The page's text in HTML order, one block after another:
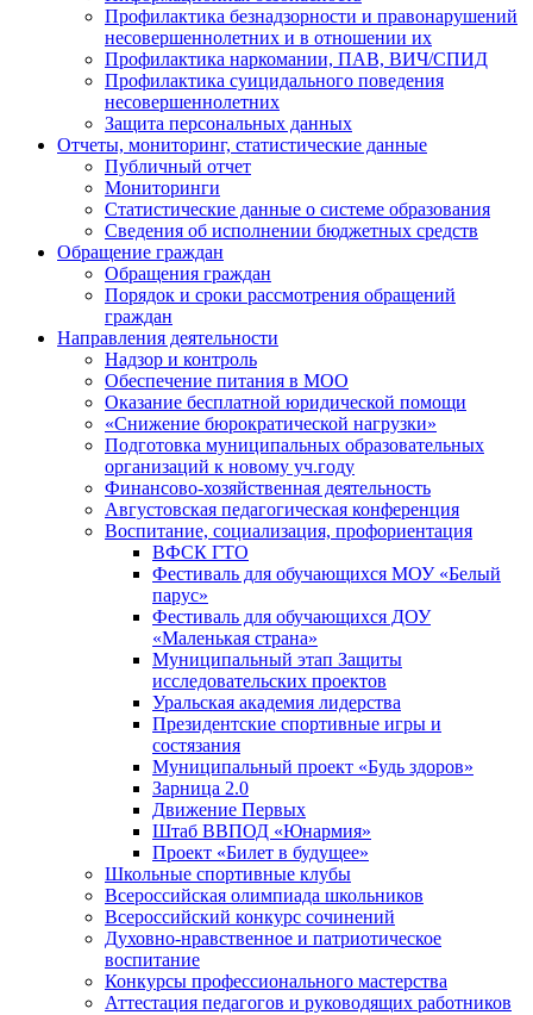
Профилактика безнадзорности и правонарушений
несовершеннолетних и в отношении их
Профилактика наркомании, ПАВ, ВИЧ/СПИД
Профилактика суицидального поведения
несовершеннолетних
Защита персональных данных
Отчеты, мониторинг, статистические данные
Публичный отчет
Мониторинги
Статистические данные о системе образования
Сведения об исполнении бюджетных средств
Обращение граждан
Обращения граждан
Порядок и сроки рассмотрения обращений
граждан
Направления деятельности
Надзор и контроль
Обеспечение питания в МОО
Оказание бесплатной юридической помощи
«Снижение бюрократической нагрузки»
Подготовка муниципальных образовательных
организаций к новому уч.году
Финансово-хозяйственная деятельность
Августовская педагогическая конференция
Воспитание, социализация, профориентация
ВФСК ГТО
Фестиваль для обучающихся МОУ «Белый
парус»
Фестиваль для обучающихся ДОУ
«Маленькая страна»
Муниципальный этап Защиты
исследовательских проектов
Уральская академия лидерства
Президентские спортивные игры и
состязания
Муниципальный проект «Будь здоров»
Зарница 2.0
Движение Первых
Штаб ВВПОД «Юнармия»
Проект «Билет в будущее»
Школьные спортивные клубы
Всероссийская олимпиада школьников
Всероссийский конкурс сочинений
Духовно-нравственное и патриотическое
воспитание
Конкурсы профессионального мастерства
Аттестация педагогов и руководящих работников